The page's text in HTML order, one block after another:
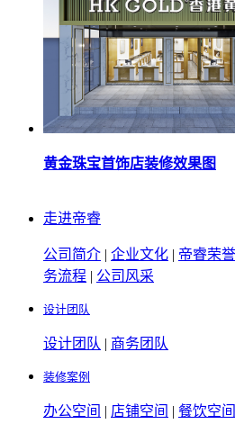
黄金珠宝首饰店装修效果图
走进帝睿
公司简介 | 企业文化 | 帝睿荣誉
务流程 | 公司风采
设计团队
设计团队 | 商务团队
装修案例
办公空间 | 店铺空间 | 餐饮空间